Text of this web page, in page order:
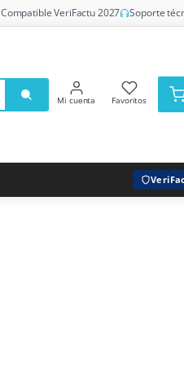
Compatible VeriFactu 2027 Soporte
Mi cuenta Favoritos